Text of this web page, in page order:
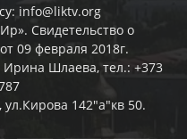
info@liktv.org
Свидетельство о
09 февраля 2018г.
Шлаева, тел.: +373
142"а"кв 50.